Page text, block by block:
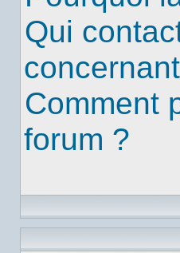
Qui
Comment
forum ?